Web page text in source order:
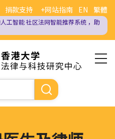
EN 繁體
捐款支持 +网站指南
工智能社区法网智能推荐系统 ，助